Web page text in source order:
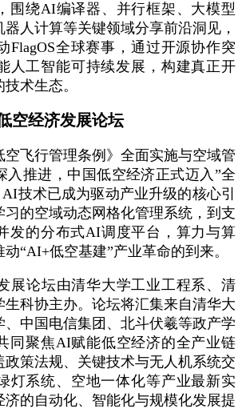
围绕AI编译器、并行框架、大模型
人计算等关键领域分享前沿洞见，
FlagOS全球赛事，通过开源协作突
人工智能可持续发展，构建真正开
术生态。
空经济发展论坛
空飞行管理条例》全面实施与空域管
入推进，中国低空经济正式迈入”全
技术已成为驱动产业升级的核心引
习的空域动态网格化管理系统，到支
发的分布式AI调度平台，算力与算
“AI+低空基建”产业革命的到来。
展论坛由清华大学工业工程系、清
生科协主办。论坛将汇集来自清华大
、中国电信集团、北斗伏羲等政产学
同聚焦AI赋能低空经济的全产业链
政策法规、关键技术与无人机系统交
灯系统、空地一体化等产业最新实
济的自动化、智能化与规模化发展提